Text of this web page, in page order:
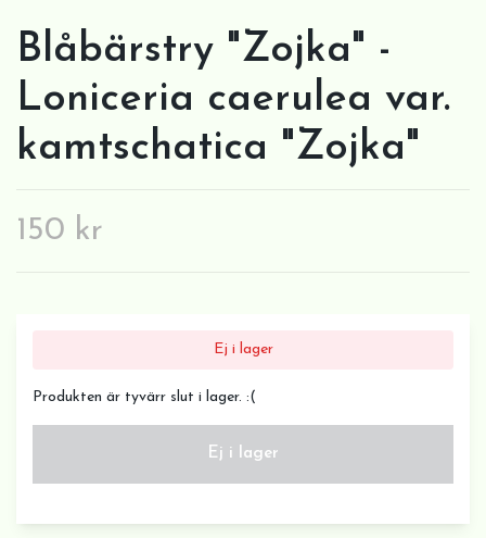
Blåbärstry "Zojka" -
Loniceria caerulea var.
kamtschatica "Zojka"
150 kr
Ej i lager
Produkten är tyvärr slut i lager. :(
Ej i lager